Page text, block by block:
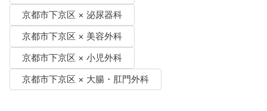
京都市下京区 × 泌尿器科
京都市下京区 × 美容外科
京都市下京区 × 小児外科
京都市下京区 × 大腸・肛門外科